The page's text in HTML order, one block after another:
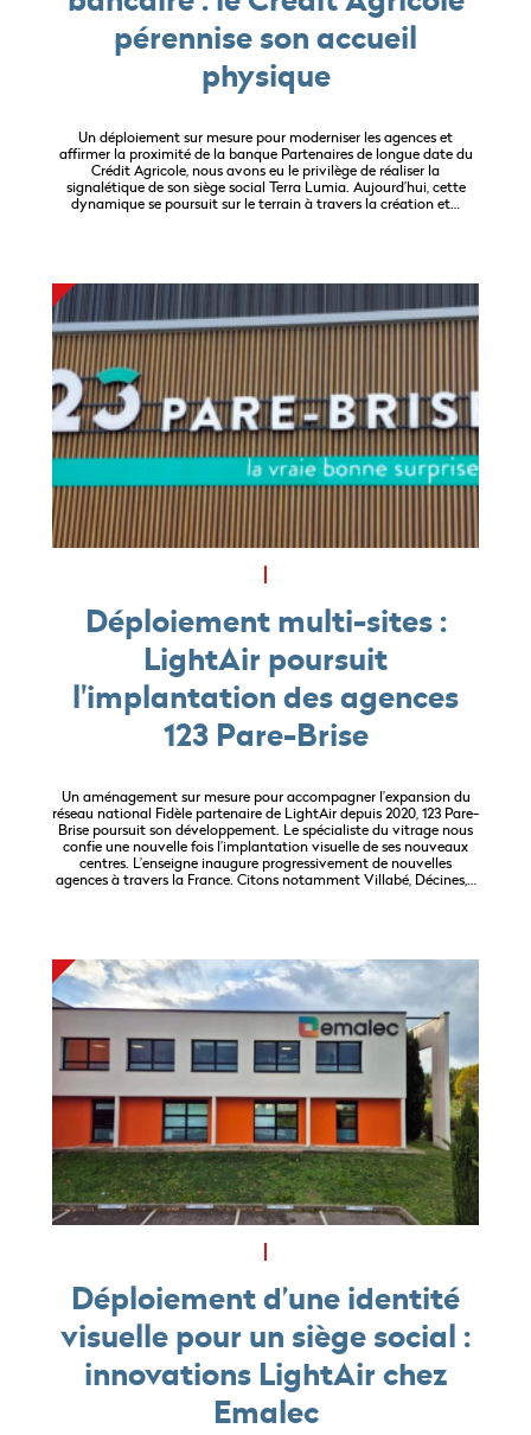
pérennise son accueil
physique
Un déploiement sur mesure pour moderniser les agences et
affirmer la proximité de la banque Partenaires de longue date du
Crédit Agricole, nous avons eu le privilège de réaliser la
signalétique de son siège social Terra Lumia. Aujourd’hui, cette
dynamique se poursuit sur le terrain à travers la création et…
Déploiement multi-sites :
LightAir poursuit
l'implantation des agences
123 Pare-Brise
Un aménagement sur mesure pour accompagner l’expansion du
réseau national Fidèle partenaire de LightAir depuis 2020, 123 Pare-
Brise poursuit son développement. Le spécialiste du vitrage nous
confie une nouvelle fois l’implantation visuelle de ses nouveaux
centres. L’enseigne inaugure progressivement de nouvelles
agences à travers la France. Citons notamment Villabé, Décines,…
Déploiement d’une identité
visuelle pour un siège social :
innovations LightAir chez
Emalec